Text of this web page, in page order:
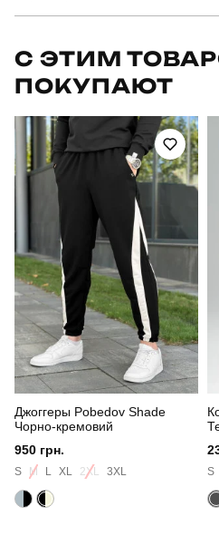
Артикул
Призначення
Стиль
Склад тканини куртка: 100%
Країна - виробник
С ЭТИМ
ПОКУПАЮТ
Джоггеры Pobedov Shade
Чорно-кремовий
950 грн.
S M L XL 2XL 3XL S